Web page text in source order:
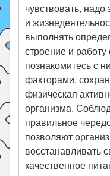
чувствовать, надо
и
выполнять
строение и
познакомитесь с
факторами,
физическая
организма.
правильное
позволяют
восстанавливать
качественное